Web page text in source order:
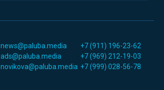
news@paluba.media
+7 (911) 196-23-62
ads@paluba.media
+7 (969) 212-19-03
novikova@paluba.media +7 (999) 028-56-78